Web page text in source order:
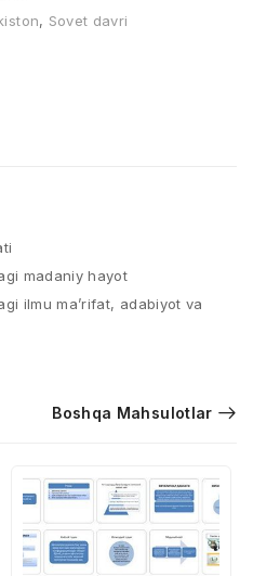
, Sovet davri
madaniy hayot
ilmu ma’rifat, adabiyot va
Boshqa Mahsulotlar